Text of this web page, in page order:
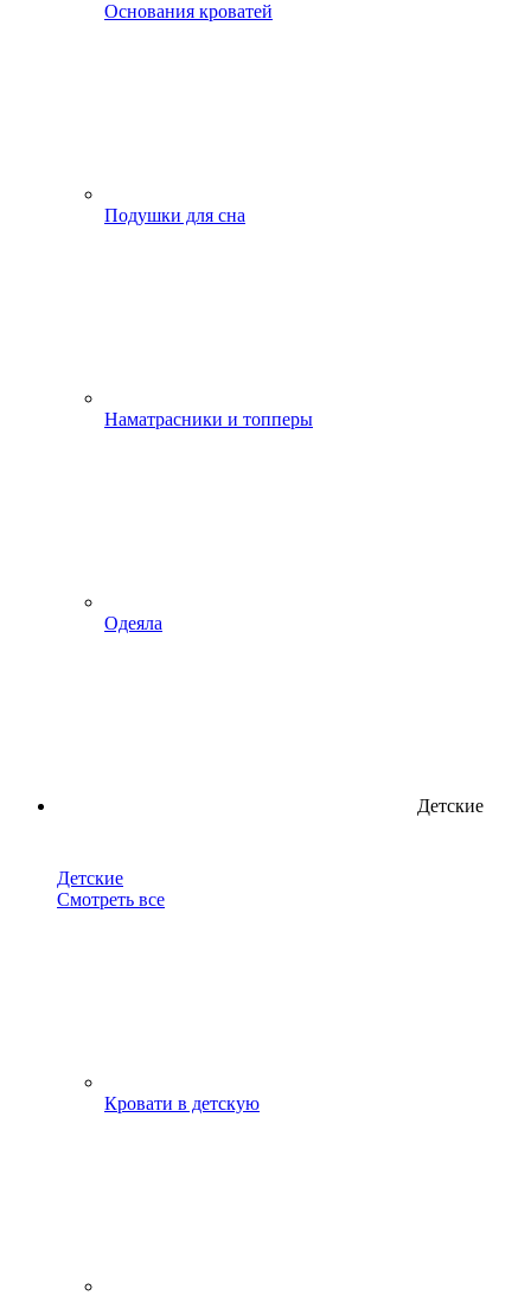
Основания кроватей
Подушки для сна
Наматрасники и топперы
Одеяла
Детские
Детские
Смотреть все
Кровати в детскую